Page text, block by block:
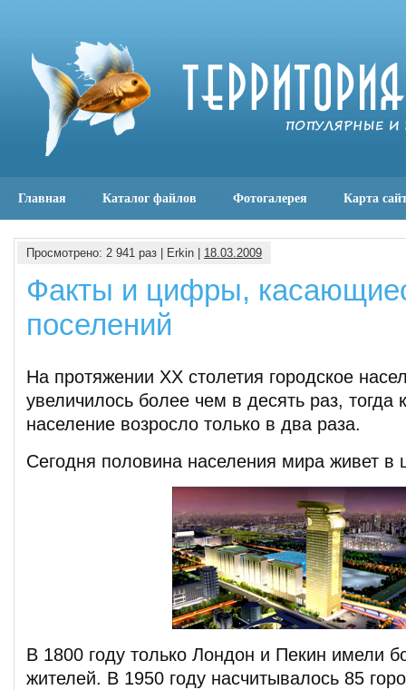
Главная Каталог файлов Фотогалерея Карта
Просмотрено: 2 941 раз | Erkin | 18.03.2009
Факты и цифры,
поселений
На протяжении XX столетия городское
увеличилось более чем в десять раз, тогда
население возросло только в два раза.
Сегодня половина населения мира живет в
В 1800 году только Лондон и Пекин имели
жителей. В 1950 году насчитывалось 85